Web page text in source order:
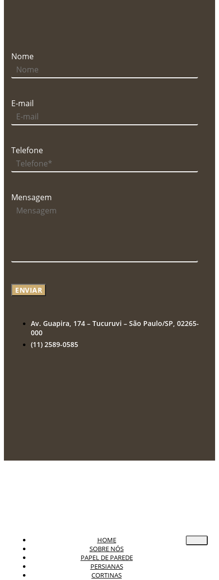
Nome
E-mail
Telefone
Mensagem
ENVIAR
Av. Guapira, 174 – Tucuruvi – São Paulo/SP, 02265-
000
(11) 2589-0585
HOME
SOBRE NÓS
PAPEL DE PAREDE
PERSIANAS
CORTINAS